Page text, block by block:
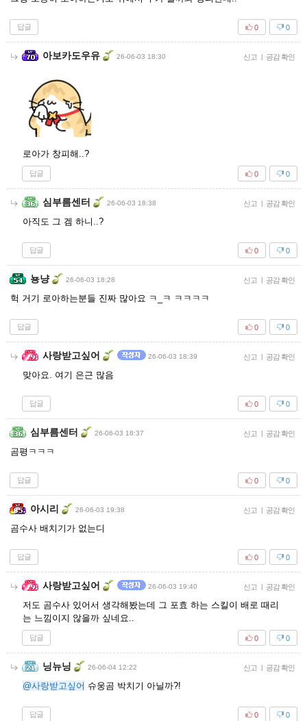
답글 0
0
아보카도우유 26-06-03 18:30 신고 | 공감 확인
로아가 창피해..?
답글 0
0
심부름센터 26-06-03 18:38 신고 | 공감 확인
아직도 그 겜 하니..?
답글 0
0
뇽냥 26-06-03 18:28 신고 | 공감 확인
헉 거기 로아하는분들 진짜 많아요 ㅋ_ㅋ ㅋㅋㅋㅋ
답글 0
0
사랑받고싶어 26-06-03 18:39 신고 | 공감 확인
맞아요. 여기 은근 많음
답글 0
0
심부름센터 26-06-03 18:37 신고 | 공감 확인
곰평ㅋㅋㅋ
답글 0
0
아시리 26-06-03 19:38 신고 | 공감 확인
곰수사 배치기가 없는디
답글 0
0
사랑받고싶어 26-06-03 19:40 신고 | 공감 확인
저도 곰수사 있어서 생각해봤는데 그 포효 하는 스킬이 배로 때리
는 느낌이지 않을까 싶네요..
답글 0
0
닝뉴닝 26-06-04 12:22 신고 | 공감 확인
@사랑받고싶어 슈웅곰 박치기 아닐까?!
답글 0
0